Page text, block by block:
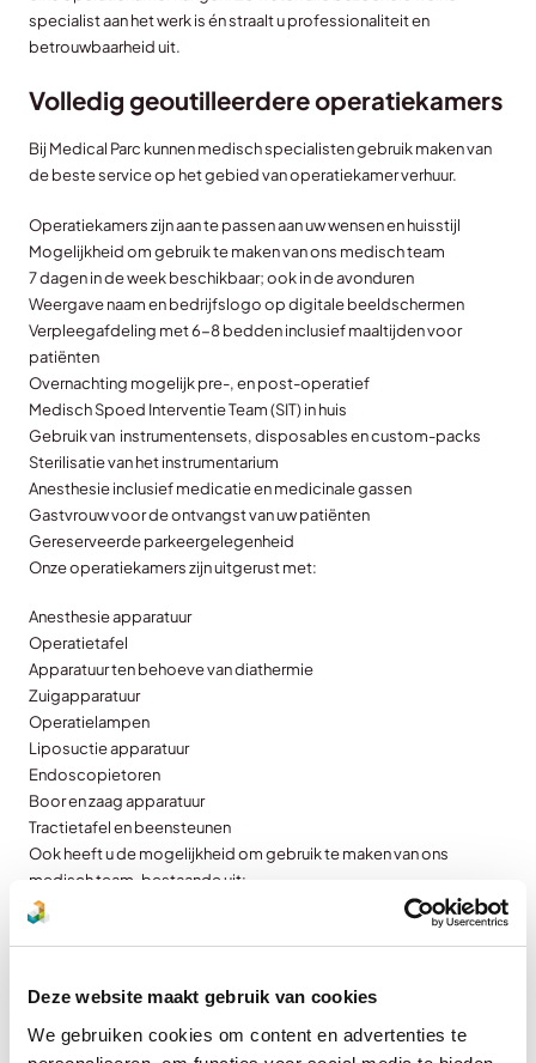
Deze website maakt gebruik van cookies
We gebruiken cookies om content en advertenties te
specialist aan het werk is én straalt u professionaliteit en
betrouwbaarheid uit.
Volledig geoutilleerdere operatiekamers
Bij Medical Parc kunnen medisch specialisten gebruik maken van
de beste service op het gebied van operatiekamer verhuur.
Operatiekamers zijn aan te passen aan uw wensen en huisstijl
Mogelijkheid om gebruik te maken van ons medisch team
7 dagen in de week beschikbaar; ook in de avonduren
Weergave naam en bedrijfslogo op digitale beeldschermen
Verpleegafdeling met 6-8 bedden inclusief maaltijden voor
patiënten
Overnachting mogelijk pre-, en post-operatief
Medisch Spoed Interventie Team (SIT) in huis
Gebruik van instrumentensets, disposables en custom-packs
Sterilisatie van het instrumentarium
Anesthesie inclusief medicatie en medicinale gassen
Gastvrouw voor de ontvangst van uw patiënten
Gereserveerde parkeergelegenheid
Onze operatiekamers zijn uitgerust met:
Anesthesie apparatuur
Operatietafel
Apparatuur ten behoeve van diathermie
Zuigapparatuur
Operatielampen
Liposuctie apparatuur
Endoscopietoren
Boor en zaag apparatuur
Tractietafel en beensteunen
Ook heeft u de mogelijkheid om gebruik te maken van ons
medisch team, bestaande uit:
Anesthesioloog
Recovery verpleegkundigen
Verpleegkundigen inclusie SIT-team.